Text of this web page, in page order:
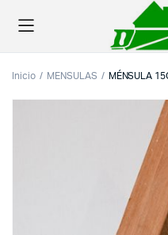
Inicio MENSULAS MÉNSULA